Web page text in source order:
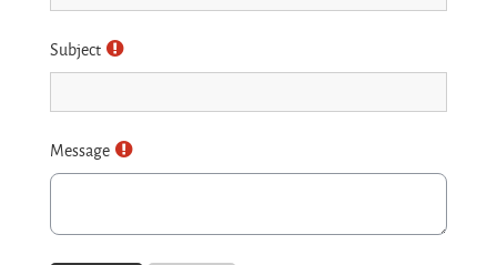
Subject
Message